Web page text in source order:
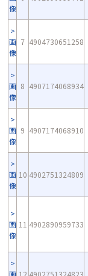
像
画
像
7 4904730651258
画
像
8 4907174068934
画
像
9 4907174068910
画
像
10 4902751324809
画
像
11 4902890959733
画 12 4902751324823